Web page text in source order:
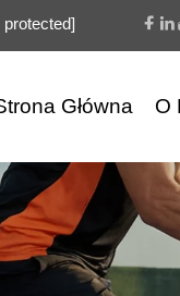
protected]
Główna O